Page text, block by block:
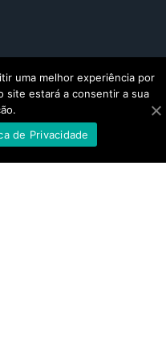
uma melhor experiência por
site estará a consentir a sua
de Privacidade